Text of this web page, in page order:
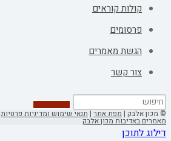
קולות קוראים
פרסומים
הגשת מאמרים
צור קשר
© מכון אלבק |מפת אתר|תנאי שימוש ומדיניות פרטיות
מאמרים באדיבות מכון אלבק
דילוג לתוכן